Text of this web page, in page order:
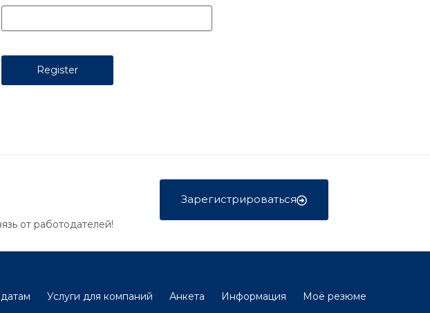
от работодателей!
Зарегистрироваться
Услуги для компаний Анкета Информация
Моё резюме